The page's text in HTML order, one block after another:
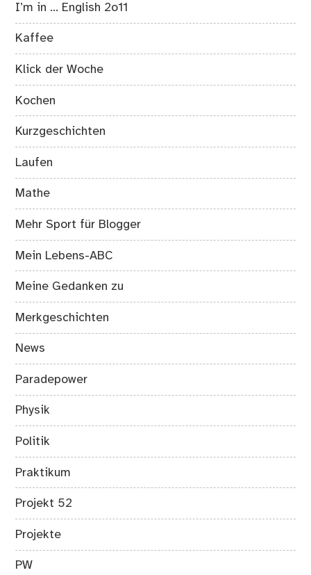
I’m in … English 2o11
Kaffee
Klick der Woche
Kochen
Kurzgeschichten
Laufen
Mathe
Mehr Sport für Blogger
Mein Lebens-ABC
Meine Gedanken zu
Merkgeschichten
News
Paradepower
Physik
Politik
Praktikum
Projekt 52
Projekte
PW